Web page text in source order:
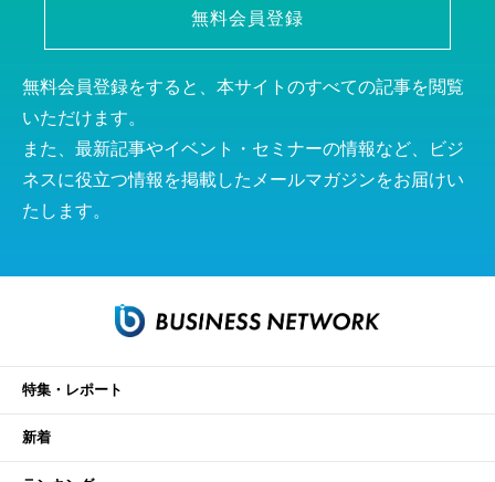
無料会員登録
無料会員登録をすると、本サイトのすべての記事を閲覧
いただけます。
また、最新記事やイベント・セミナーの情報など、ビジ
ネスに役立つ情報を掲載したメールマガジンをお届けい
たします。
特集・レポート
新着